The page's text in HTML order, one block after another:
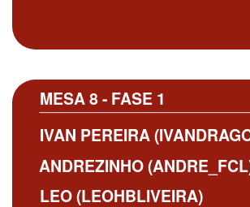
MESA 8 - FASE 1
IVAN PEREIRA
ANDREZINHO
LEO (LEOHBLIVEIRA)